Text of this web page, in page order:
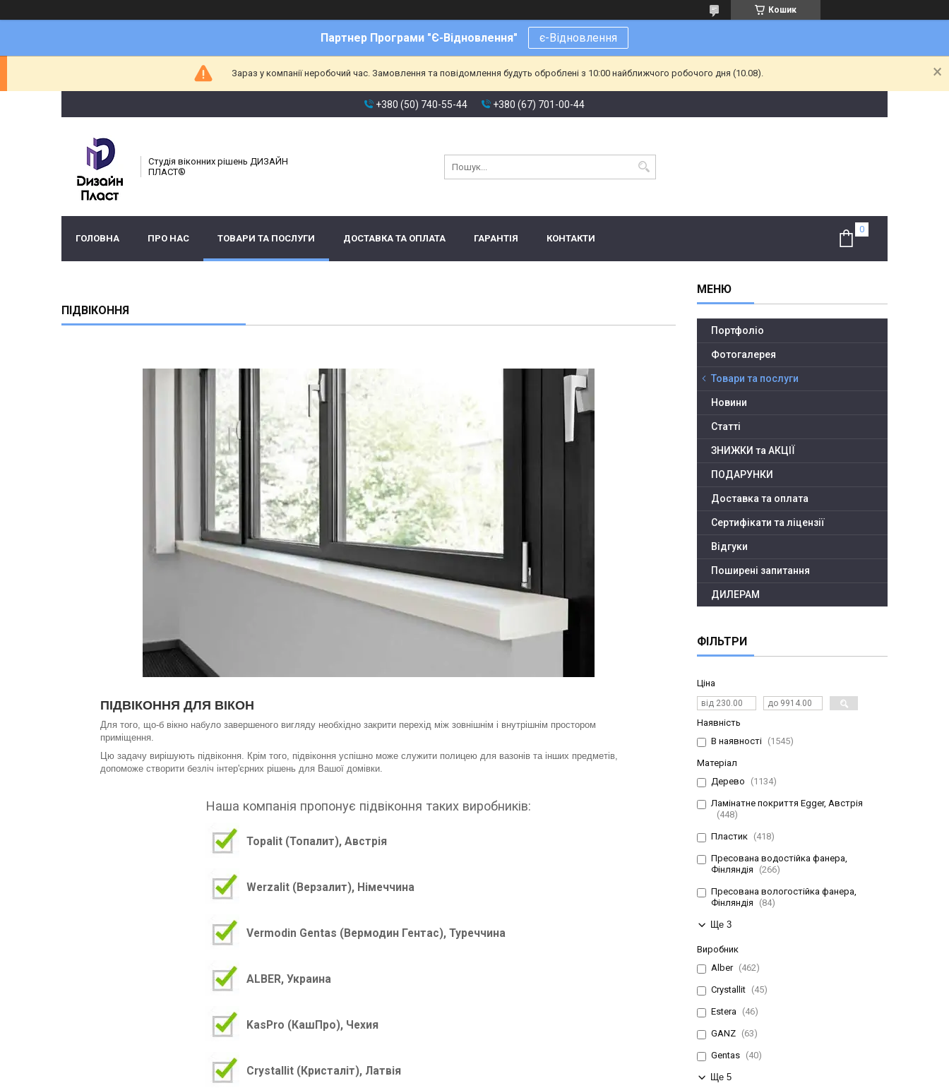
Кошик
Партнер Програми "Є-Відновлення" є-Відновлення
Зараз у компанії неробочий час. Замовлення та повідомлення будуть оброблені з 10:00 найближчого робочого дня (10.08).
+380 (50) 740-55-44 +380 (67) 701-00-44
Студія віконних рішень ДИЗАЙН
ПЛАСТ®
ГОЛОВНА ПРО НАС ТОВАРИ ТА ПОСЛУГИ ДОСТАВКА ТА ОПЛАТА ГАРАНТІЯ КОНТАКТИ
ПІДВІКОННЯ
ПІДВІКОННЯ ДЛЯ ВІКОН
Для того, що-б вікно набуло завершеного вигляду необхідно закрити перехід між зовнішнім і внутрішнім простором
приміщення.
Цю задачу вирішують підвіконня. Крім того, підвіконня успішно може служити полицею для вазонів та інших предметів,
допоможе створити безліч інтер'єрних рішень для Вашої домівки.
Наша компанія пропонує підвіконня таких виробників:
Topalit(Топалит), Австрія
Werzalit(Верзалит), Німеччина
Vermodin Gentas (Вермодин Гентас), Туреччина
ALBER, Украина
KasPro (КашПро), Чехия
Crystallit(Кристаліт), Латвія
Портфоліо
Фотогалерея
Товари та послуги
Новини
Статті
ЗНИЖКИ та АКЦІЇ
ПОДАРУНКИ
Доставка та оплата
Сертифікати та ліцензії
Відгуки
Поширені запитання
ДИЛЕРАМ
ФІЛЬТРИ
Ціна
Наявність
В наявності
1545
Матеріал
Дерево
1134
Ламінатне покриття Egger, Австрія
448
Пластик 418
Пресована водостійка фанера,
Фінляндія
266
Пресована вологостійка фанера,
Фінляндія
84
Ще 3
Виробник
Alber
462
Crystallit 45
Estera 46
GANZ 63
Gentas 40
Ще 5